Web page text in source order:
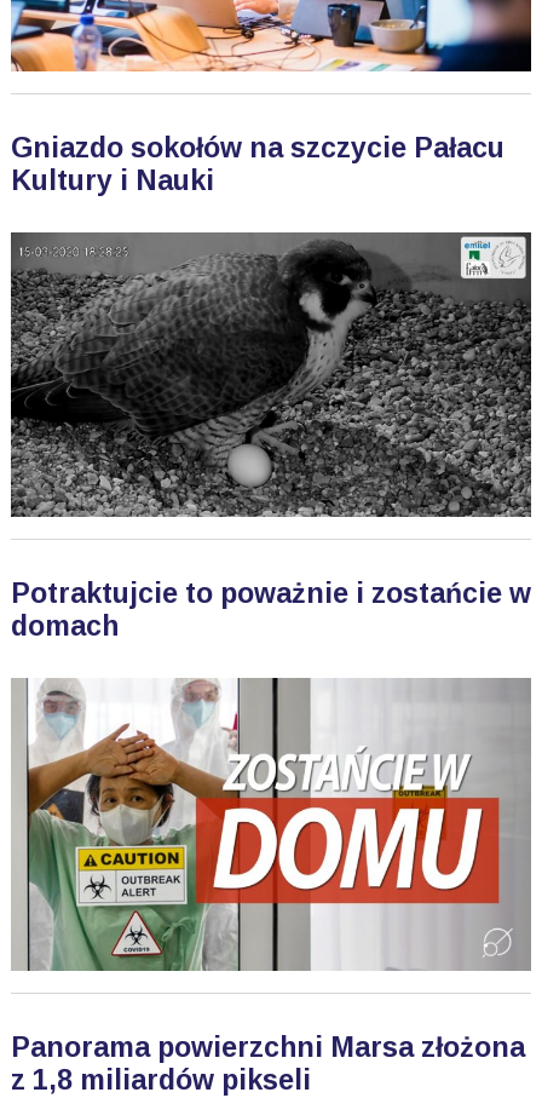
Gniazdo sokołów na szczycie Pałacu
Kultury i Nauki
Potraktujcie to poważnie i zostańcie w
domach
Panorama powierzchni Marsa złożona
z 1,8 miliardów pikseli